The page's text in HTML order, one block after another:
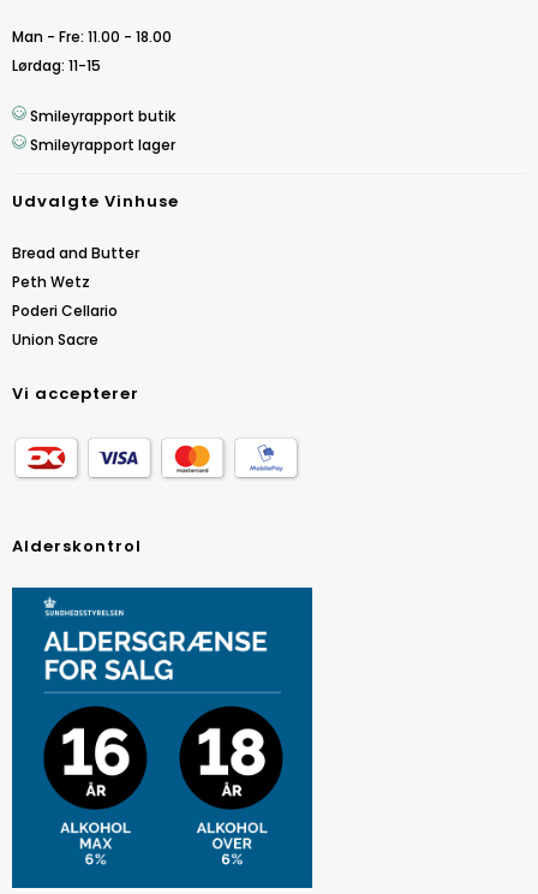
Man - Fre: 11.00 - 18.00
Lørdag: 11-15
Smileyrapport butik
Smileyrapport lager
Udvalgte Vinhuse
Bread and Butter
Peth Wetz
Poderi Cellario
Union Sacre
Vi accepterer
Alderskontrol